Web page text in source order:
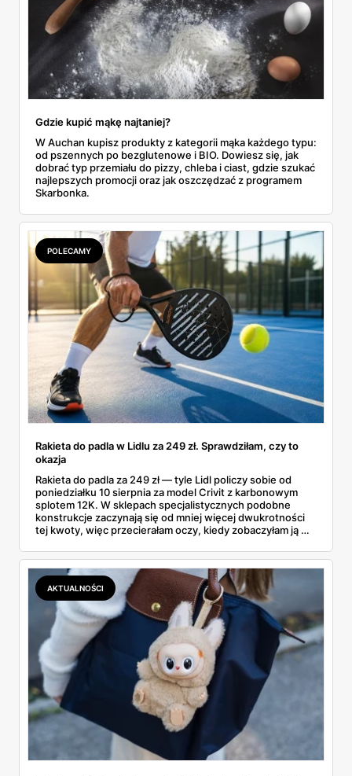
Gdzie kupić mąkę najtaniej?
W Auchan kupisz produkty z kategorii mąka każdego typu:
od pszennych po bezglutenowe i BIO. Dowiesz się, jak
dobrać typ przemiału do pizzy, chleba i ciast, gdzie szukać
najlepszych promocji oraz jak oszczędzać z programem
Skarbonka.
POLECAMY
Rakieta do padla w Lidlu za 249 zł. Sprawdziłam, czy to
okazja
Rakieta do padla za 249 zł — tyle Lidl policzy sobie od
poniedziałku 10 sierpnia za model Crivit z karbonowym
splotem 12K. W sklepach specjalistycznych podobne
konstrukcje zaczynają się od mniej więcej dwukrotności
tej kwoty, więc przecierałam oczy, kiedy zobaczyłam ją w
najszybciej rosnący sport w Polsce: kortów przybywa
lawinowo, a chętnych jeszcze szybciej. Sprawdziłam, co
dokładnie dostajemy za te pieniądze i komu taka rakieta
faktycznie wystarczy.
AKTUALNOŚCI